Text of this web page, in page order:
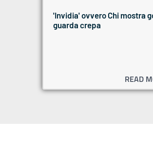
'Invidia' ovvero Chi mostra
guarda crepa
READ